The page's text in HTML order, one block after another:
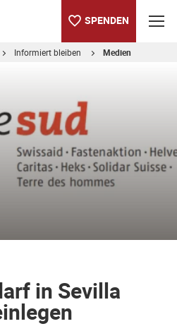
SPENDEN
Informiert bleiben Medien
in Sevilla